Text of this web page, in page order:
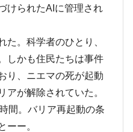
けられたAIに管理され
た。科学者のひとり、
しかも住民たちは事件
り、ニエマの死が起動
アが解除されていた。
間。バリア再起動の条
ーー。